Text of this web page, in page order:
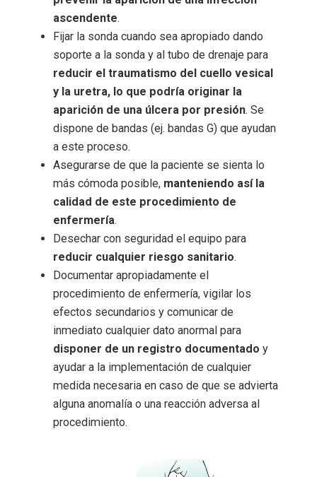
ascendente.
Fijar la sonda cuando sea apropiado dando
soporte a la sonda y al tubo de drenaje para
reducir el traumatismo del cuello vesical
y la uretra, lo que podría originar la
aparición de una úlcera por presión. Se
dispone de bandas (ej. bandas G) que ayudan
a este proceso.
Asegurarse de que la paciente se sienta lo
más cómoda posible, manteniendo así la
calidad de este procedimiento de
enfermería.
Desechar con seguridad el equipo para
reducir cualquier riesgo sanitario.
Documentar apropiadamente el
procedimiento de enfermería, vigilar los
efectos secundarios y comunicar de
inmediato cualquier dato anormal para
disponer de un registro documentado y
ayudar a la implementación de cualquier
medida necesaria en caso de que se advierta
alguna anomalía o una reacción adversa al
procedimiento.